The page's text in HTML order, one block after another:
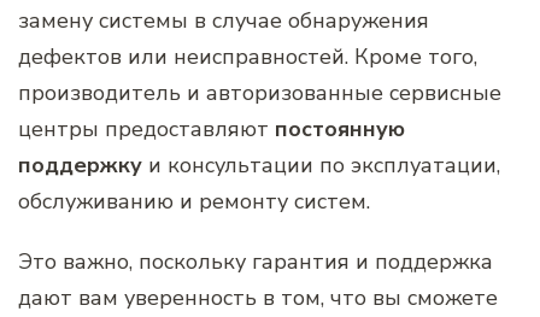
замену системы в случае обнаружения
дефектов или неисправностей. Кроме того,
производитель и авторизованные сервисные
центры предоставляют постоянную
поддержку и консультации по эксплуатации,
обслуживанию и ремонту систем.
Это важно, поскольку гарантия и поддержка
дают вам уверенность в том, что вы сможете